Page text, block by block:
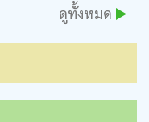
ดูทั้งหมด